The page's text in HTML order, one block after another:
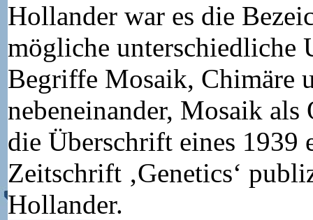
Hollander war es die
mögliche unterschiedliche
Begriffe Mosaik, Chimäre
nebeneinander, Mosaik
die Überschrift eines 1939
Zeitschrift ‚Genetics‘
Hollander.